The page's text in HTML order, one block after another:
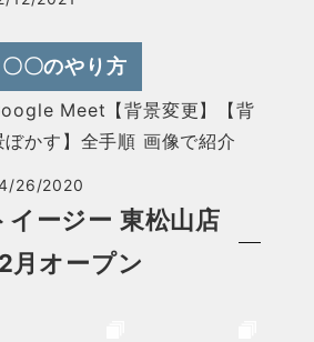
〇〇のやり方
Meet【背景変更】【背
ぼかす】全手順 画像で紹介
26/2020
イージー 東松山店
オープン